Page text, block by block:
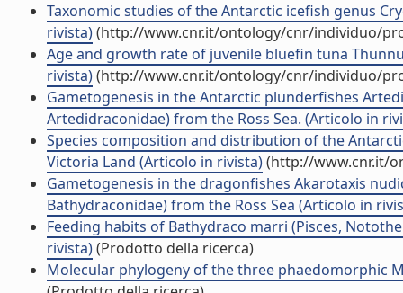
Taxonomic studies of the Antarctic icefish genus
rivista)(http://www.cnr.it/ontology/cnr/individuo/
Age and growth rate of juvenile bluefin tuna
rivista)(http://www.cnr.it/ontology/cnr/individuo/
Gametogenesis in the Antarctic plunderfishes
Artedidraconidae) from the Ross Sea. (Articolo in
Species composition and distribution of the
Victoria Land (Articolo in rivista)(http://www.cnr.it/
Gametogenesis in the dragonfishes Akarotaxis
Bathydraconidae) from the Ross Sea (Articolo in
Feeding habits of Bathydraco marri (Pisces,
rivista)(Prodotto della ricerca)
Molecular phylogeny of the three phaedomorphic